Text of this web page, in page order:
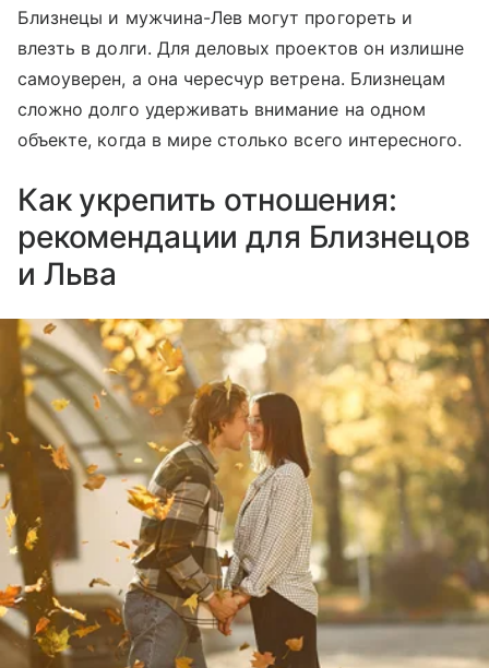
Близнецы и мужчина-Лев могут прогореть и
влезть в долги. Для деловых проектов он излишне
самоуверен, а она чересчур ветрена. Близнецам
сложно долго удерживать внимание на одном
объекте, когда в мире столько всего интересного.
Как укрепить отношения:
рекомендации для Близнецов
и Льва